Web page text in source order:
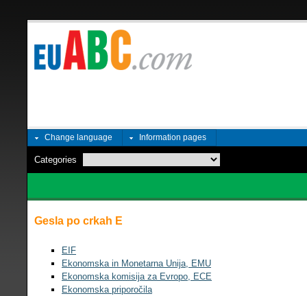
Change language Information pages
Categories
Gesla po crkah E
EIF
Ekonomska in Monetarna Unija, EMU
Ekonomska komisija za Evropo, ECE
Ekonomska priporočila